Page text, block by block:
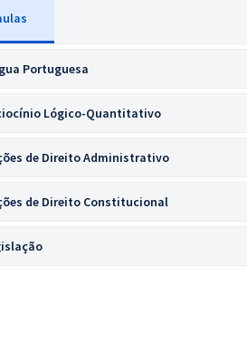
Portuguesa
Lógico-Quantitativo
de Direito Administrativo
de Direito Constitucional